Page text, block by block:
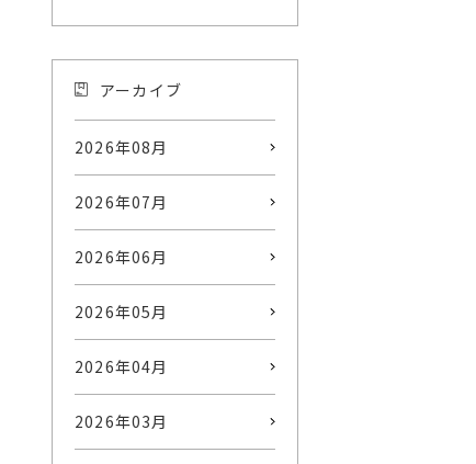
アーカイブ
2026年08月
2026年07月
2026年06月
2026年05月
2026年04月
2026年03月